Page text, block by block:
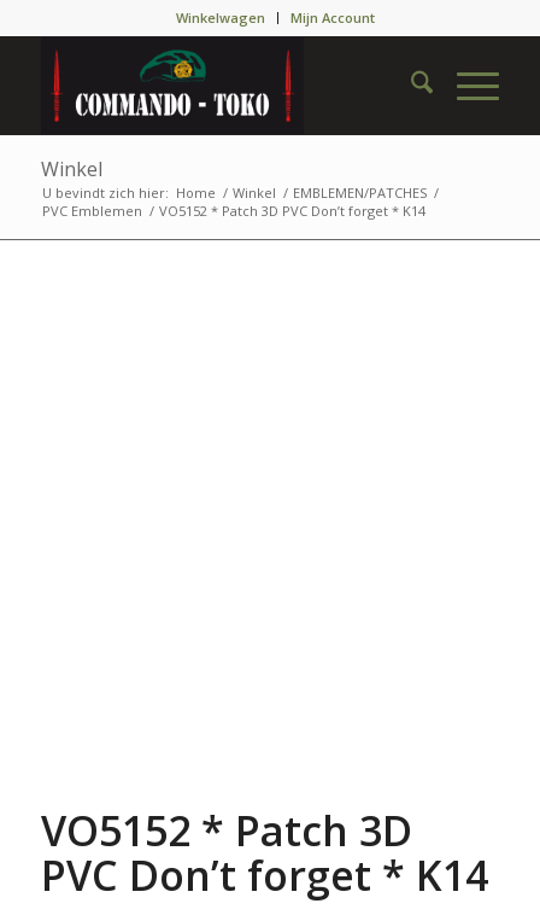
Winkelwagen Mijn Account
Winkel
U bevindt zich hier: Home / Winkel / EMBLEMEN/PATCHES /
PVC Emblemen / VO5152 * Patch 3D PVC Don’t forget * K14
VO5152 * Patch 3D
PVC Don’t forget * K14